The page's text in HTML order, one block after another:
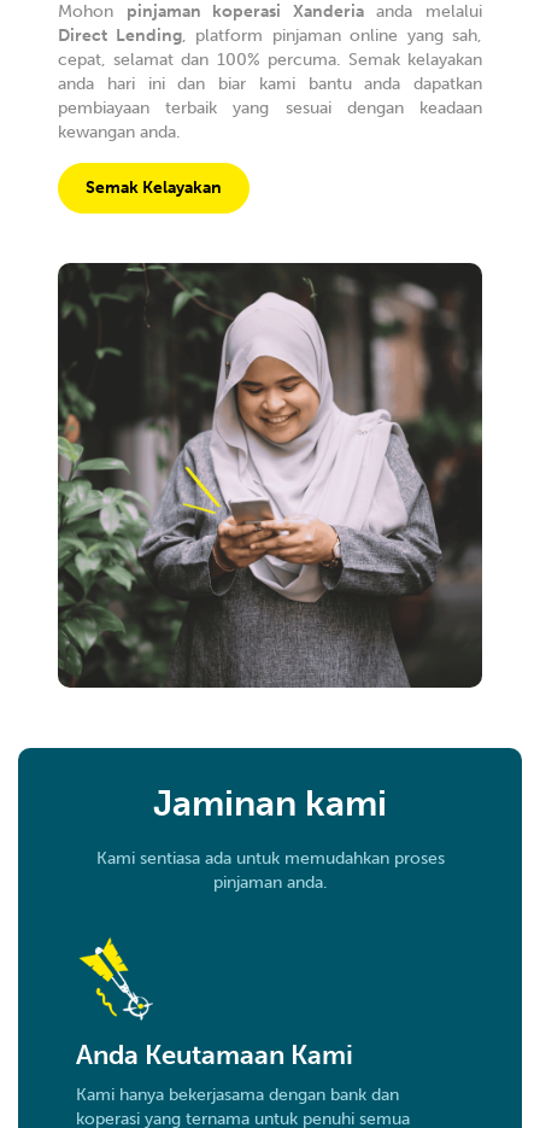
Mohon pinjaman koperasi Xanderiaanda melalui
Direct Lending, platform pinjaman online yang sah,
cepat, selamat dan 100% percuma. Semak kelayakan
anda hari ini dan biar kami bantu anda dapatkan
pembiayaan terbaik yang sesuai dengan keadaan
kewangan anda.
Semak Kelayakan
Jaminan kami
Kami sentiasa ada untuk memudahkan proses
pinjaman anda.
Anda Keutamaan Kami
Kami hanya bekerjasama dengan bank dan
koperasi yang ternama untuk penuhi semua